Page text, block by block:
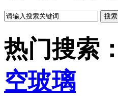
热门搜索：
空玻璃